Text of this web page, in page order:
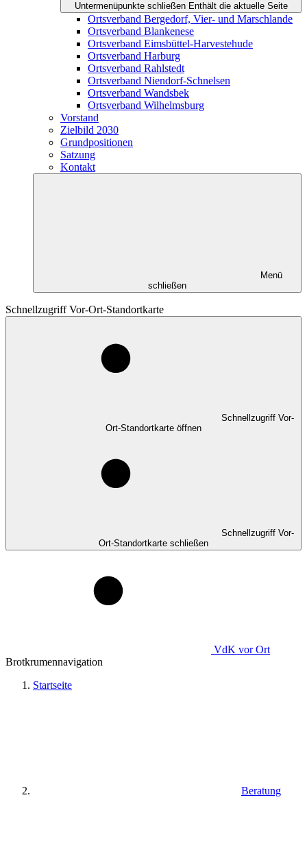
Untermenüpunkte schließen Enthält die aktuelle Seite
Ortsverband Bergedorf, Vier- und Marschlande
Ortsverband Blankenese
Ortsverband Eimsbüttel-Harvestehude
Ortsverband Harburg
Ortsverband Rahlstedt
Ortsverband Niendorf-Schnelsen
Ortsverband Wandsbek
Ortsverband Wilhelmsburg
Vorstand
Zielbild 2030
Grundpositionen
Satzung
Kontakt
Menü
schließen
Schnellzugriff Vor-Ort-Standortkarte
Schnellzugriff Vor-
Ort-Standortkarte öffnen
Schnellzugriff Vor-
Ort-Standortkarte schließen
VdK vor Ort
Brotkrumennavigation
Startseite
Beratung